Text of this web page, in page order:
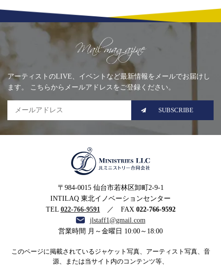
アーティストのLIVE、イベントなど最新情報をメールでお届けし
ます。 こちらからメールアドレスをご登録ください。
SUBSCRIBE
ストリー合同会社
〒984-0015 仙台市若林区卸町2-9-1
INTILAQ 東北イノベーションセンター
TEL 022-766-9591 ／ FAX 022-766-9592
jlstaff1@gmail.com
営業時間 月～金曜日 10:00～18:00
このページに掲載されているジャケット写真、アーティスト写真、音
源、または当サイト内のコンテンツ等、